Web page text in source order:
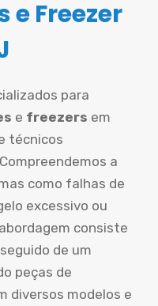
e Freezer
para
e freezers em
técnicos
a
como falhas de
excessivo ou
consiste
de um
peças de
diversos modelos e